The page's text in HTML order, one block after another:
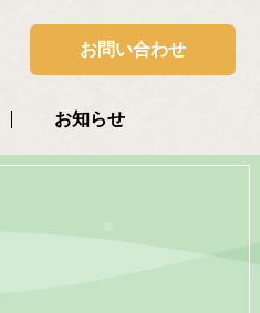
お問い合わせ
お知らせ